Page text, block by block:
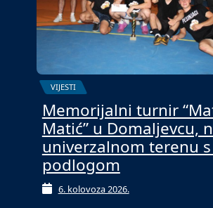
VIJESTI
Memorijalni turnir
Matić” u Domaljevcu,
univerzalnom terenu
podlogom
6. kolovoza 2026.